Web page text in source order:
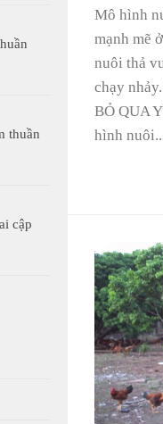
Mô hình
mạnh mẽ
nuôi thả
chạy
BỎ QUA
hình
thuần
cập